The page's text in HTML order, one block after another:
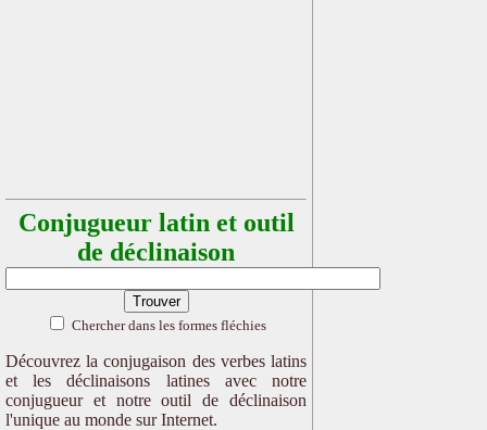
Conjugueur latin et outil
de déclinaison
Chercher dans les formes fléchies
Découvrez la conjugaison des verbes latins
et les déclinaisons latines avec notre
conjugueur et notre outil de déclinaison
l'unique au monde sur Internet.